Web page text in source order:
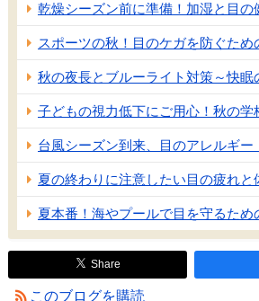
乾燥シーズン前に準備！加湿と目の
スポーツの秋！目のケガを防ぐため
秋の夜長とブルーライト対策～快眠
子どもの視力低下にご用心！秋の学
台風シーズン到来、目のアレルギー
夏の終わりに注意したい目の疲れと
夏本番！海やプールで目を守るため
Share
このブログを購読